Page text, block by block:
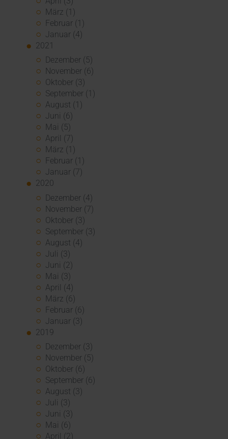
März (1)
Februar (1)
Januar (4)
2021
Dezember (5)
November (6)
Oktober (3)
September (1)
August (1)
Juni (6)
Mai (5)
April (7)
März (1)
Februar (1)
Januar (7)
2020
Dezember (4)
November (7)
Oktober (3)
September (3)
August (4)
Juli (3)
Juni (2)
Mai (3)
April (4)
März (6)
Februar (6)
Januar (3)
2019
Dezember (3)
November (5)
Oktober (6)
September (6)
August (3)
Juli (3)
Juni (3)
Mai (6)
April (2)